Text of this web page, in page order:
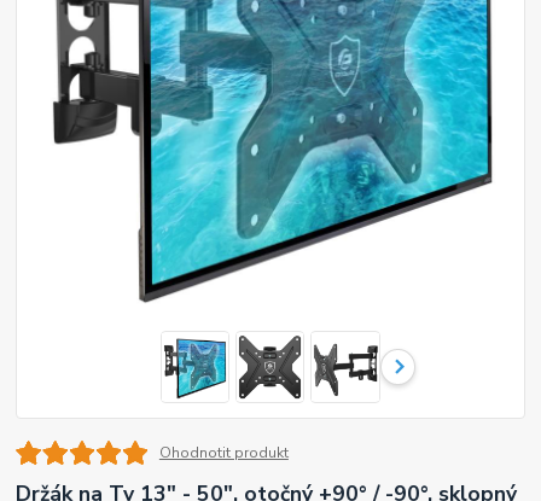
Ohodnotit produkt
Držák na Tv 13" - 50", otočný +90° / -90°, sklopný